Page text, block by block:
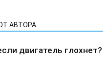
АВТОРА
двигатель глохнет?